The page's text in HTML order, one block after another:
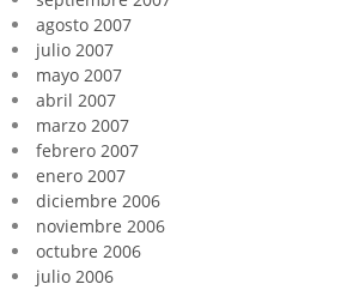
agosto 2007
julio 2007
mayo 2007
abril 2007
marzo 2007
febrero 2007
enero 2007
diciembre 2006
noviembre 2006
octubre 2006
julio 2006